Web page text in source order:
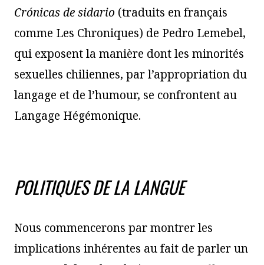
Crónicas de sidario (traduits en français
comme Les Chroniques) de Pedro Lemebel,
qui exposent la manière dont les minorités
sexuelles chiliennes, par l’appropriation du
langage et de l’humour, se confrontent au
Langage Hégémonique.
POLITIQUES DE LA LANGUE
Nous commencerons par montrer les
implications inhérentes au fait de parler un